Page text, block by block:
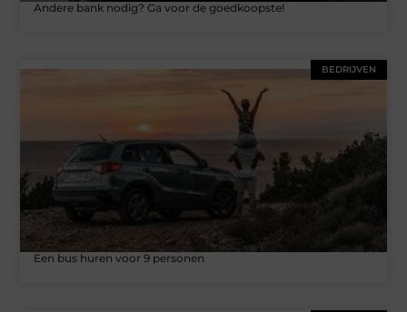
Andere bank nodig? Ga voor de goedkoopste!
BEDRIJVEN
Een bus huren voor 9 personen